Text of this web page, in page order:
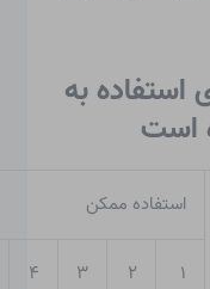
استفاده به
است
استفاده ممکن
۱ ۲ ۳ ۴